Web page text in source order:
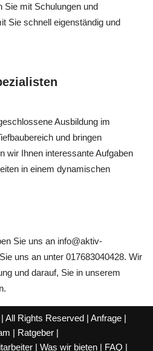
Ausbildung im
und bringen
wir Ihnen interessante Aufgaben
in einem dynamischen
Sie mit Schulungen und
Sie schnell eigenständig und
Sie uns an info@aktiv-
uns an unter 017683040428. Wir
und darauf, Sie in unserem
All Rights Reserved | Anfrage |
| Ratgeber |
| Was wir bieten | FAQ |